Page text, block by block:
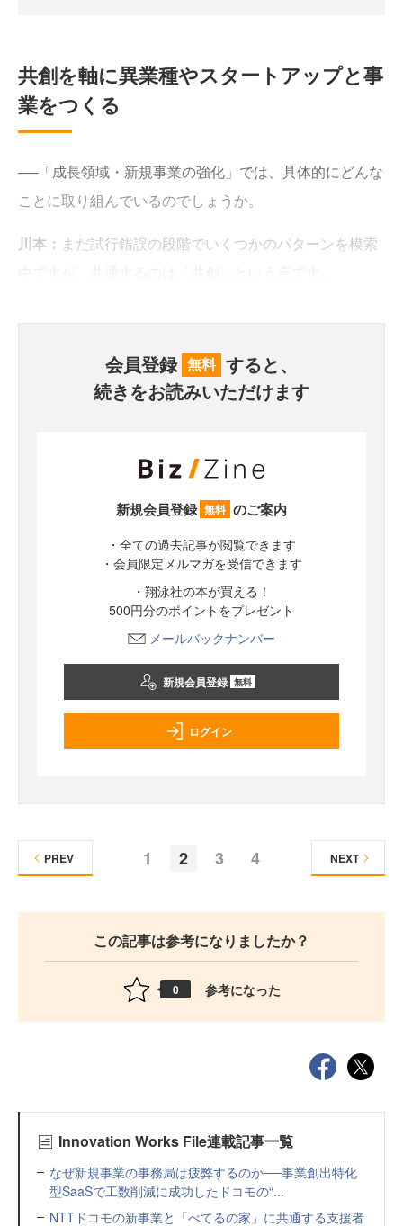
共創を軸に異業種やスタートアップと事
業をつくる
──「成長領域・新規事業の強化」では、具体的にどんな
ことに取り組んでいるのでしょうか。
川本： まだ試行錯誤の段階でいくつかのパターンを模索
会員登録 無料 すると、
続きをお読みいただけます
新規会員登録 無料 のご案内
・全ての過去記事が閲覧できます
・会員限定メルマガを受信できます
・翔泳社の本が買える！
500円分のポイントをプレゼント
メールバックナンバー
新規会員登録 無料
ログイン
1 2 3 4
PREV NEXT
この記事は参考になりましたか？
0 参考になった
Innovation Works File連載記事一覧
なぜ新規事業の事務局は疲弊するのか──事業創出特化
型SaaSで工数削減に成功したドコモの“...
NTTドコモの新事業と「べてるの家」に共通する支援者